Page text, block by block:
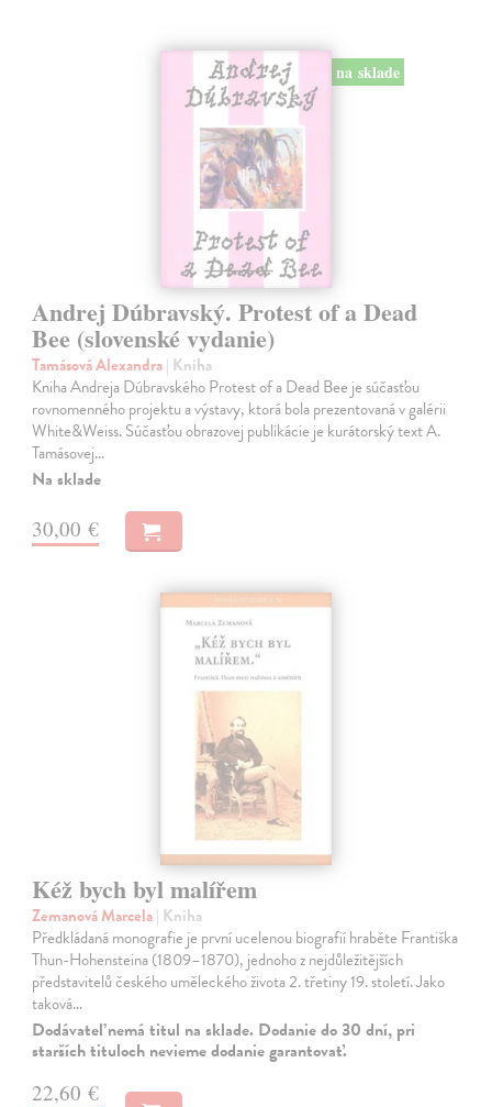
na sklade
Andrej Dúbravský. Protest of a Dead
Bee (slovenské vydanie)
Tamásová Alexandra| Kniha
Kniha Andreja Dúbravského Protest of a Dead Bee je súčasťou
rovnomenného projektu a výstavy, ktorá bola prezentovaná v galérii
White&Weiss. Súčasťou obrazovej publikácie je kurátorský text A.
Tamásovej…
Na sklade
30,00 €
Kéž bych byl malířem
Zemanová Marcela| Kniha
Předkládaná monografie je první ucelenou biografií hraběte Františka
Thun-Hohensteina (1809–1870), jednoho z nejdůležitějších
představitelů českého uměleckého života 2. třetiny 19. století. Jako
taková…
Dodávateľ nemá titul na sklade. Dodanie do 30 dní, pri
starších tituloch nevieme dodanie garantovať.
22,60 €